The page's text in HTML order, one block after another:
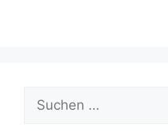
Suche
nach: